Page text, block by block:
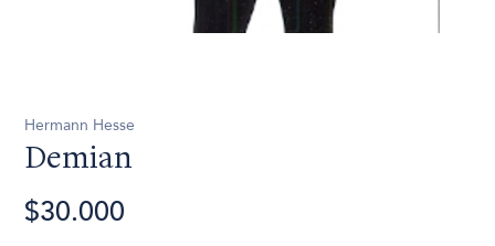
Hermann Hesse
Demian
$30.000